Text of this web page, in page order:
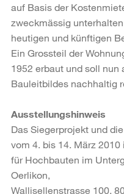
auf Basis der
zweckmässig
heutigen und künftigen
Ein Grossteil der
1952 erbaut und soll nun
Bauleitbildes nachhaltig
Ausstellungshinweis
Das Siegerprojekt und
vom 4. bis 14. März
für Hochbauten im
Oerlikon,
Wallisellenstrasse 100,